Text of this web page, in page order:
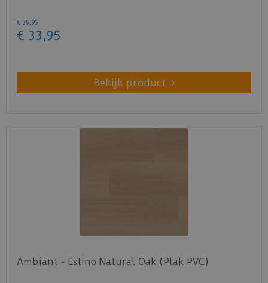
€ 39,95
€ 33 ,95
Bekijk product
Ambiant - Estino Natural Oak (Plak PVC)